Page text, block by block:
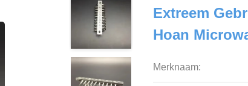
Extreem
Hoan
Merknaam: